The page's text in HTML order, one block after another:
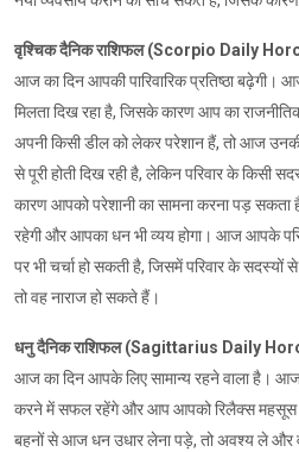
वृश्चिक दैनिक राशिफल (Scorpio Daily
आज का दिन आपकी पारिवारिक प्रतिष्ठा
मिलता दिख रहा है, जिसके कारण आप का
अपनी किसी डील को लेकर परेशान हैं, तो आज
से पूरी होती दिख रही है, लेकिन परिवार के
कारण आपको परेशानी का सामना करना पड़
रहेगी और आपका धन भी व्यय होगा। आज आपके
पर भी चर्चा हो सकती है, जिसमें परिवार के सदस्यों
तो वह नाराज हो सकते हैं।
धनु दैनिक राशिफल (Sagittarius Daily
आज का दिन आपके लिए सामान्य रहने वाला है। आज
करने में सफल रहेंगे और आप आपको रिलैक्स महसूस
बहनों से आज धन उधार लेना पड़े, तो अवश्य ले और